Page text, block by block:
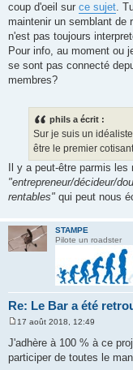
coup d'oeil sur ce sujet.
maintenir un semblant de
n'est pas toujours
Pour info, au moment ou
se sont pas connecté
membres?
phils a écrit :
Sur je suis un
être le premier
Il y a peut-être parmis
"entrepreneur/décideur/
rentables" qui peut nous
STAMPE
Pilote un roadster
Re: Le Bar a été
s
s
17 août 2018, 12:49
J'adhère à 100 % à ce
participer de toutes le